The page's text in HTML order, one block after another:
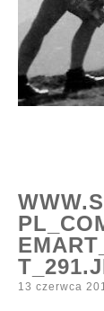
Posted
13 czerwca